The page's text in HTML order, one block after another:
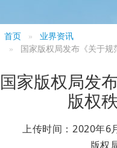
首页
业界资讯
国家版权局发布《关于规
国家版权局发
版权
上传时间：2020
版权